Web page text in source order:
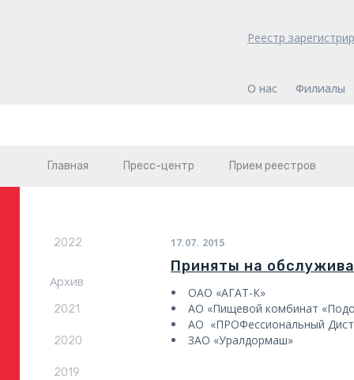
Реестр
О нас Филиалы
Главная Пресс-центр Прием реестров
2022
Архив
2021
2020
2019
17.07. 2015
Приняты на
ОАО «АГАТ-К»
АО «Пищевой комбинат
АО «ПРОФессиональный
ЗАО «Уралдормаш»